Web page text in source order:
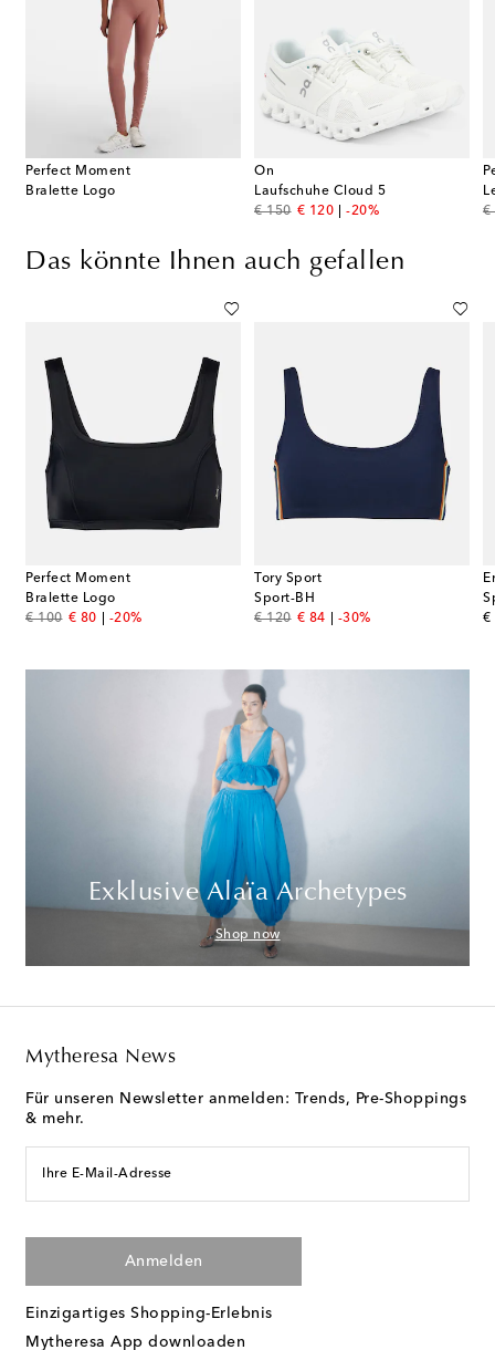
Perfect Moment
Bralette Logo
On
Laufschuhe Cloud 5
€ 150
original price
€ 120
discount price
-20%
€
Das könnte Ihnen auch gefallen
Perfect Moment
Bralette Logo
€ 100
original price
€ 80
discount price
-20%
Tory Sport
Sport-BH
€ 120
original price
€ 84
discount price
-30%
€
Exklusive Alaïa Archetypes
Shop now
Mytheresa News
Für unseren Newsletter anmelden: Trends, Pre-Shoppings
& mehr.
Ihre E-Mail-Adresse
Anmelden
Einzigartiges Shopping-Erlebnis
Mytheresa App downloaden